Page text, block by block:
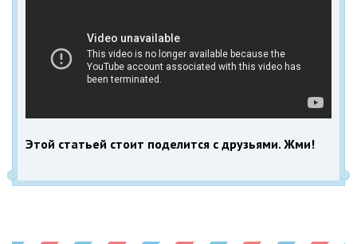
Этой статьей стоит поделится с друзьями. Жми!